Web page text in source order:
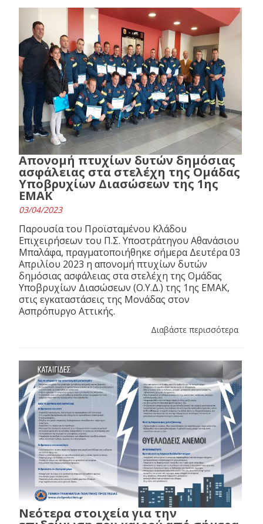
Απονομή πτυχίων δυτών δημόσιας
ασφάλειας στα στελέχη της Ομάδας
Υποβρυχίων Διασώσεων της 1ης
ΕΜΑΚ
03/04/2023
Παρουσία του Προϊσταμένου Κλάδου
Επιχειρήσεων του Π.Σ. Υποστράτηγου Αθανάσιου
Μπαλάφα, πραγματοποιήθηκε σήμερα Δευτέρα 03
Απριλίου 2023 η απονομή πτυχίων δυτών
δημόσιας ασφάλειας στα στελέχη της Ομάδας
Υποβρυχίων Διασώσεων (Ο.Υ.Δ.) της 1ης ΕΜΑΚ,
στις εγκαταστάσεις της Μονάδας στον
Ασπρόπυργο Αττικής.
Διαβάστε περισσότερα
Νεότερα στοιχεία για την